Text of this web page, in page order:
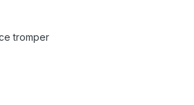
tromper